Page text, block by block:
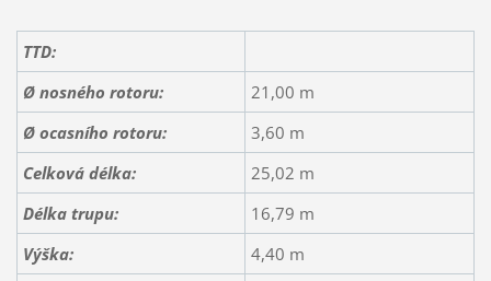
TTD:
Ø nosného rotoru:
21,00 m
Ø ocasního rotoru:
3,60 m
Celková délka:
25,02 m
Délka trupu:
16,79 m
Výška:
4,40 m